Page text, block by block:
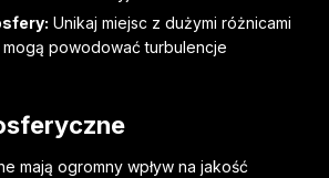
Unikaj miejsc z dużymi różnicami
powodować turbulencje
mają ogromny wpływ na jakość